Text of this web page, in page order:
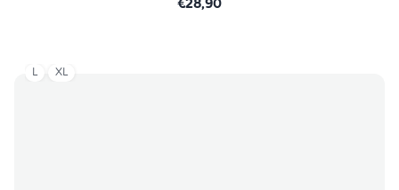
€28,90
L XL